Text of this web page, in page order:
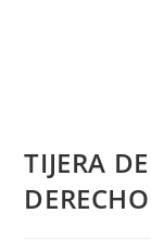
TIJERA